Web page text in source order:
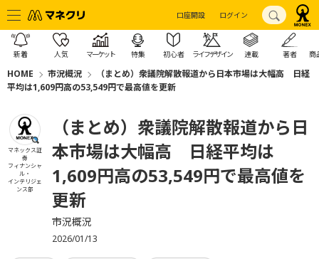
口座開設 ログイン
新着 人気 マーケット 特集 初心者 ライフデザイン 連載 著者 商
HOME 市況概況
（まとめ）衆議院解散報道から日本市場は大幅高 日経
平均は1,609円高の53,549円で最高値を更新
マネックス証
券
フィナンシャ
ル・
インテリジェ
ンス部
（まとめ）衆議院解散報道から日
本市場は大幅高 日経平均は
1,609円高の53,549円で最高値を
更新
市況概況
2026/01/13